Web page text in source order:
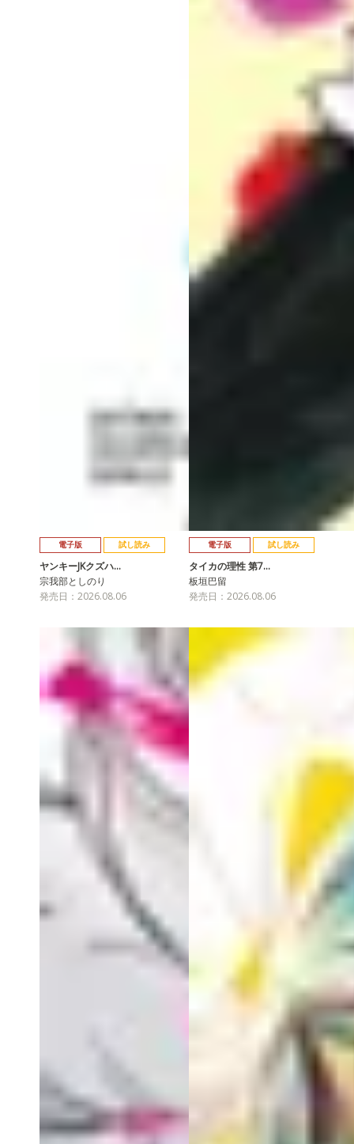
電子版 試し読み
ヤンキーJKクズハ…
宗我部としのり
発売日：2026.08.06
電子版 試し読み
タイカの理性 第7…
板垣巴留
発売日：2026.08.06